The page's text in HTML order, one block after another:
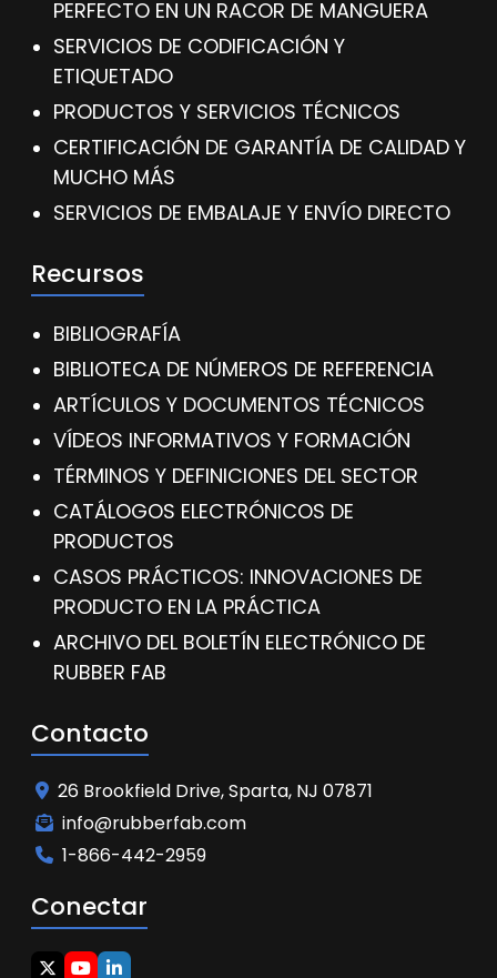
PERFECTO EN UN RACOR DE MANGUERA
SERVICIOS DE CODIFICACIÓN Y
ETIQUETADO
PRODUCTOS Y SERVICIOS TÉCNICOS
CERTIFICACIÓN DE GARANTÍA DE CALIDAD Y
MUCHO MÁS
SERVICIOS DE EMBALAJE Y ENVÍO DIRECTO
Recursos
BIBLIOGRAFÍA
BIBLIOTECA DE NÚMEROS DE REFERENCIA
ARTÍCULOS Y DOCUMENTOS TÉCNICOS
VÍDEOS INFORMATIVOS Y FORMACIÓN
TÉRMINOS Y DEFINICIONES DEL SECTOR
CATÁLOGOS ELECTRÓNICOS DE
PRODUCTOS
CASOS PRÁCTICOS: INNOVACIONES DE
PRODUCTO EN LA PRÁCTICA
ARCHIVO DEL BOLETÍN ELECTRÓNICO DE
RUBBER FAB
Contacto
26 Brookfield Drive, Sparta, NJ 07871
info@rubberfab.com
1-866-442-2959
Conectar